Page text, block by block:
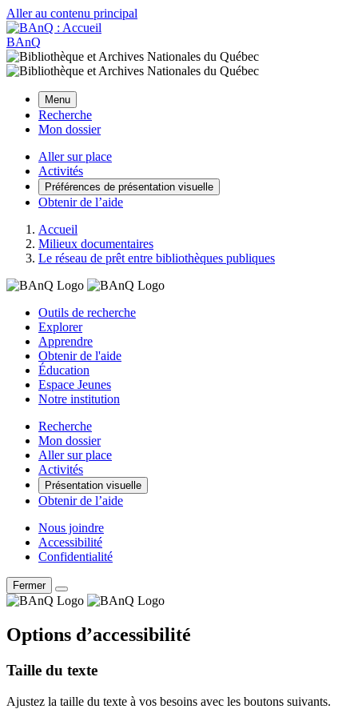
Aller au contenu principal
BAnQ
Menu
Recherche
Mon dossier
Aller sur place
Activités
Préférences de présentation visuelle
Obtenir de l’aide
Accueil
Milieux documentaires
Le réseau de prêt entre bibliothèques publiques
Outils de recherche
Explorer
Apprendre
Obtenir de l'aide
Éducation
Espace Jeunes
Notre institution
Recherche
Mon dossier
Aller sur place
Activités
Présentation visuelle
Obtenir de l’aide
Nous joindre
Accessibilité
Confidentialité
Fermer
Options d’accessibilité
Taille du texte
Ajustez la taille du texte à vos besoins avec les boutons suivants.